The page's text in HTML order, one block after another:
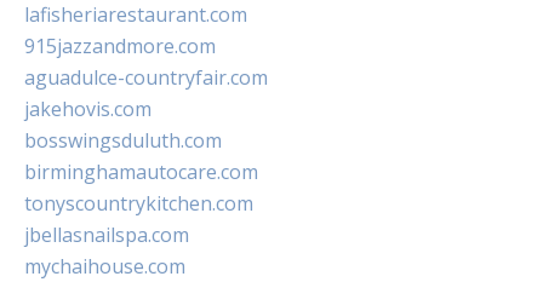
lafisheriarestaurant.com
915jazzandmore.com
aguadulce-countryfair.com
jakehovis.com
bosswingsduluth.com
birminghamautocare.com
tonyscountrykitchen.com
jbellasnailspa.com
mychaihouse.com